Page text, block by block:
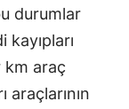
durumlar
km araç
araçlarının